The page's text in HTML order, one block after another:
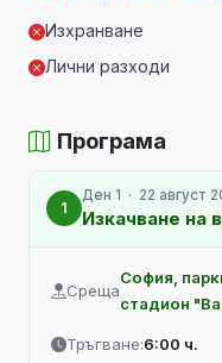
Изхранване
Лични разходи
Програма
1 Изкачване на
Среща
София,
стадион
Тръгване:6:00 ч.